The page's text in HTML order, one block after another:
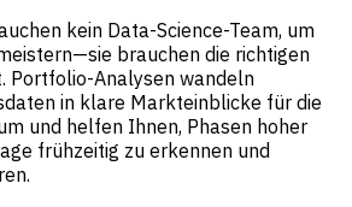
kein Data-Science-Team, um
brauchen die richtigen
Portfolio-Analysen wandeln
in klare Markteinblicke für die
und helfen Ihnen, Phasen hoher
frühzeitig zu erkennen und